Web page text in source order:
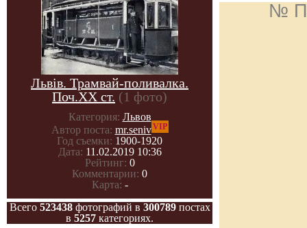
Львів. Трамвай-поливалка.
Поч.ХХ ст. (1 фото)
Категория: Львов
Автор поста: mr.senivVIP
Год съемки: 1900-1920
Дата: 11.02.2019 10:36
Рейтинг: 0
Комментарии: 0
Карта: -
Всего 523438фотографий в 300789постах
в 5257 категориях.
№